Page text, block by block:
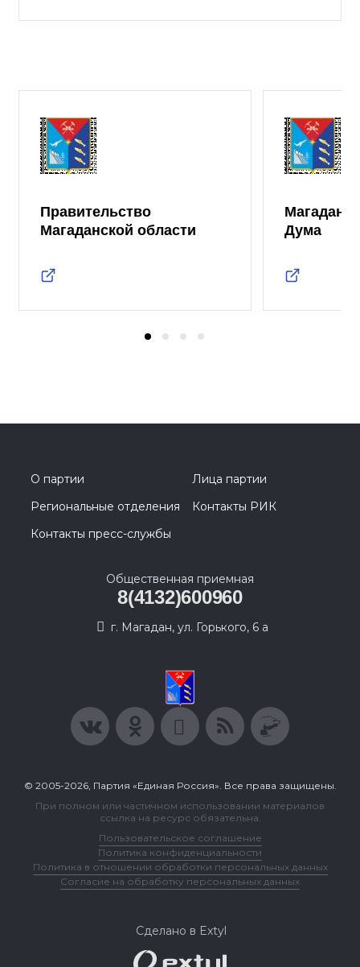
Правительство
Магаданской области
Дума
О партии
Лица партии
Региональные отделения
Контакты РИК
Контакты пресс-службы
Общественная приемная
8(4132)600960
г. Магадан, ул. Горького, 6 а
© 2005-2026, Партия «Единая Россия». Все права защищены.
При полном или частичном использовании материалов
ссылка на ресурс обязательна.
Пользовательское соглашение
Политика конфиденциальности
Политика в отношении обработки персональных данных
Согласие на обработку персональных данных
Сделано в Extyl